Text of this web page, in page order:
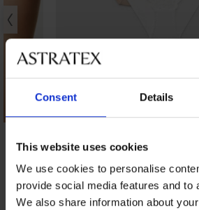
Consent Details
This website uses cookies
We use cookies to personalise
provide social media features and to
We also share information about
Razprodaja
9,00 €29,99 €